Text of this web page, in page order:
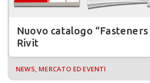
Nuovo catalogo “Fasteners
Rivit
NEWS, MERCATO ED EVENTI